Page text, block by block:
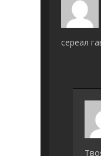
сереал